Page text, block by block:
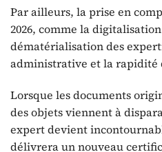
Par ailleurs, la prise en
2026, comme la
dématérialisation des
administrative et la rapidité
Lorsque les documents
des objets viennent à
expert devient
délivrera un nouveau